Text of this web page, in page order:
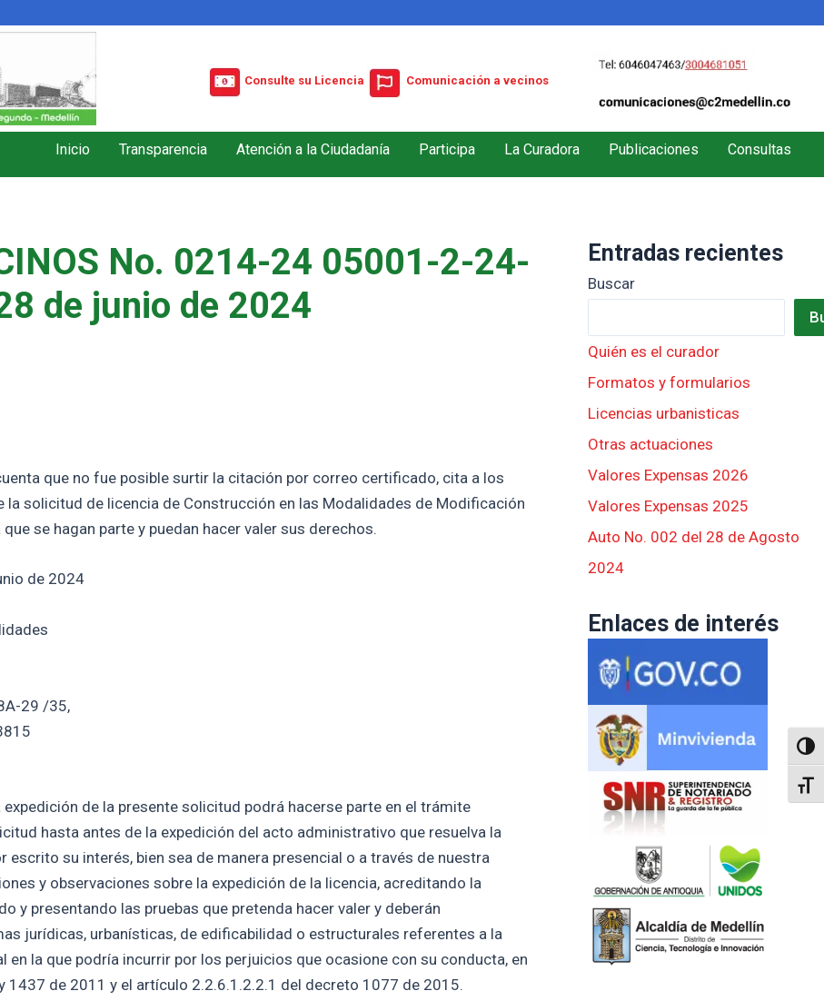
Consulte su Licencia Comunicación a vecinos
Inicio Transparencia Atención a la Ciudadanía Participa La Curadora Publicaciones Consultas
No. 0214-24 05001-2-24-
de junio de 2024
que no fue posible surtir la citación por correo certificado, cita a los
solicitud de licencia de Construcción en las Modalidades de Modificación
se hagan parte y puedan hacer valer sus derechos.
de 2024
29 /35,
de la presente solicitud podrá hacerse parte en el trámite
hasta antes de la expedición del acto administrativo que resuelva la
su interés, bien sea de manera presencial o a través de nuestra
y observaciones sobre la expedición de la licencia, acreditando la
y presentando las pruebas que pretenda hacer valer y deberán
jurídicas, urbanísticas, de edificabilidad o estructurales referentes a la
la que podría incurrir por los perjuicios que ocasione con su conducta, en
de 2011 y el artículo 2.2.6.1.2.2.1 del decreto 1077 de 2015.
Entradas recientes
Buscar
Quién es el curador
Formatos y formularios
Licencias urbanisticas
Otras actuaciones
Valores Expensas 2026
Valores Expensas 2025
Auto No. 002 del 28 de Agosto
2024
Enlaces de interés